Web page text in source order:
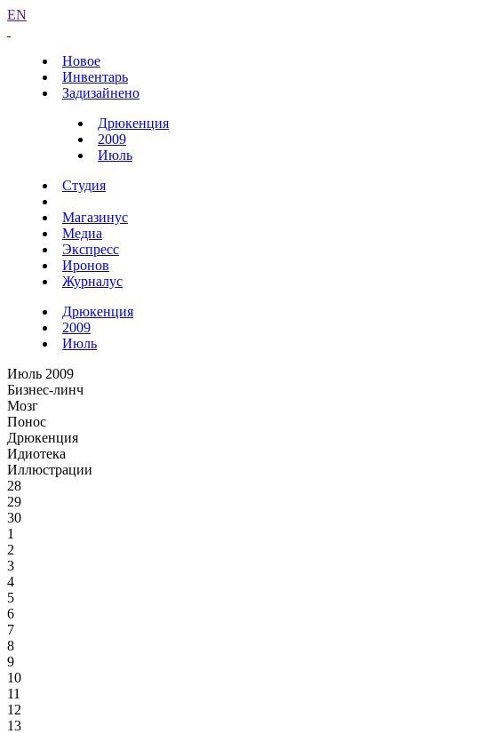
EN
Новое
Инвентарь
Задизайнено
Дрюкенция
2009
Июль
Студия
Магазинус
Медиа
Экспресс
Иронов
Журналус
Дрюкенция
2009
Июль
Июль 2009
Бизнес-линч
Мозг
Понос
Дрюкенция
Идиотека
Иллюстрации
28
29
30
1
2
3
4
5
6
7
8
9
10
11
12
13